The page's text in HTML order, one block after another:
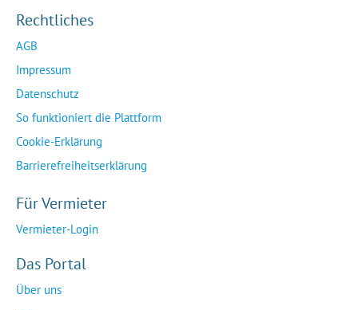
Rechtliches
AGB
Impressum
Datenschutz
So funktioniert die Plattform
Cookie-Erklärung
Barrierefreiheitserklärung
Für Vermieter
Vermieter-Login
Das Portal
Über uns